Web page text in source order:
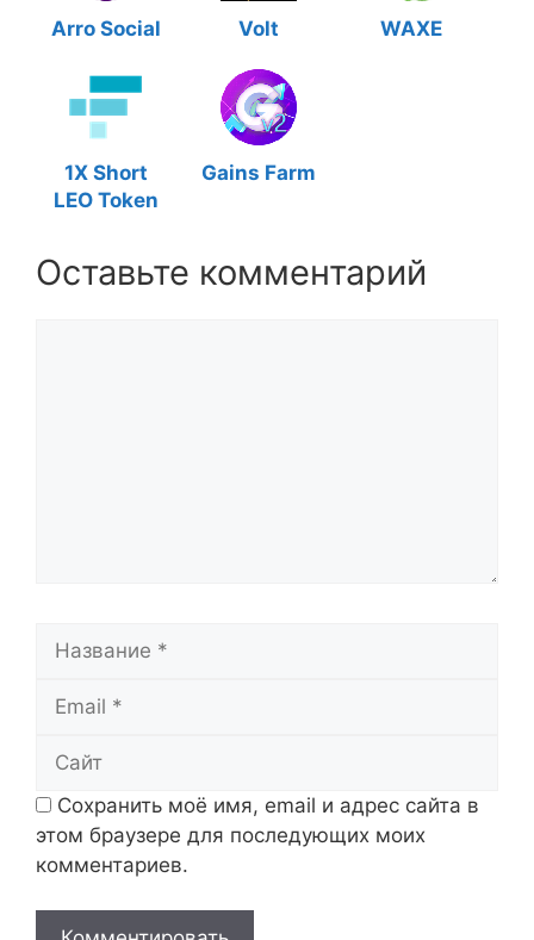
Arro Social Volt WAXE
1X Short
LEO Token
Gains Farm
Оставьте комментарий
Сохранить моё имя, email и адрес сайта в
этом браузере для последующих моих
комментариев.